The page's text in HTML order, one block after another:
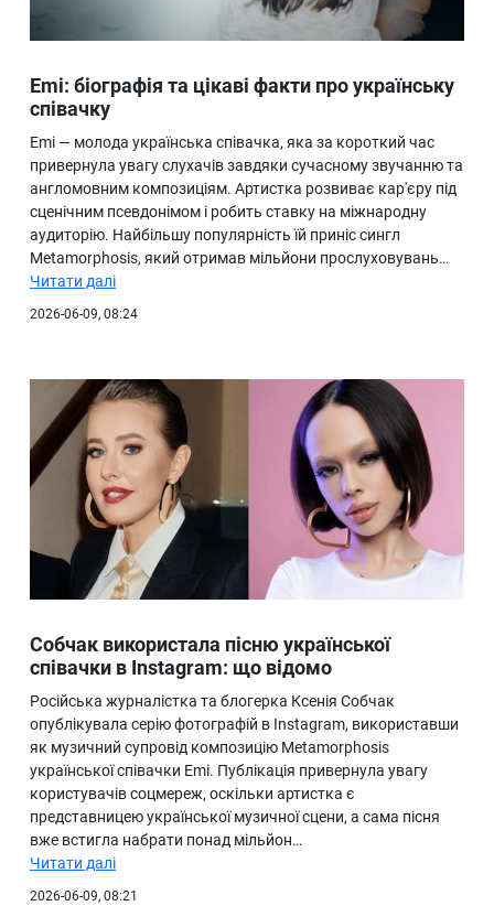
Emi: біографія та цікаві факти про українську
співачку
Emi — молода українська співачка, яка за короткий час
привернула увагу слухачів завдяки сучасному звучанню та
англомовним композиціям. Артистка розвиває кар'єру під
сценічним псевдонімом і робить ставку на міжнародну
аудиторію. Найбільшу популярність їй приніс сингл
Metamorphosis, який отримав мільйони прослуховувань…
Читати далі
2026-06-09, 08:24
Собчак використала пісню української
співачки в Instagram: що відомо
Російська журналістка та блогерка Ксенія Собчак
опублікувала серію фотографій в Instagram, використавши
як музичний супровід композицію Metamorphosis
української співачки Emi. Публікація привернула увагу
користувачів соцмереж, оскільки артистка є
представницею української музичної сцени, а сама пісня
вже встигла набрати понад мільйон…
Читати далі
2026-06-09, 08:21